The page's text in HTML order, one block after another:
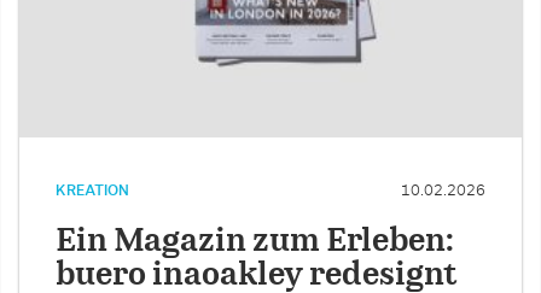
KREATION 10.02.2026
Ein Magazin zum Erleben:
buero inaoakley redesignt